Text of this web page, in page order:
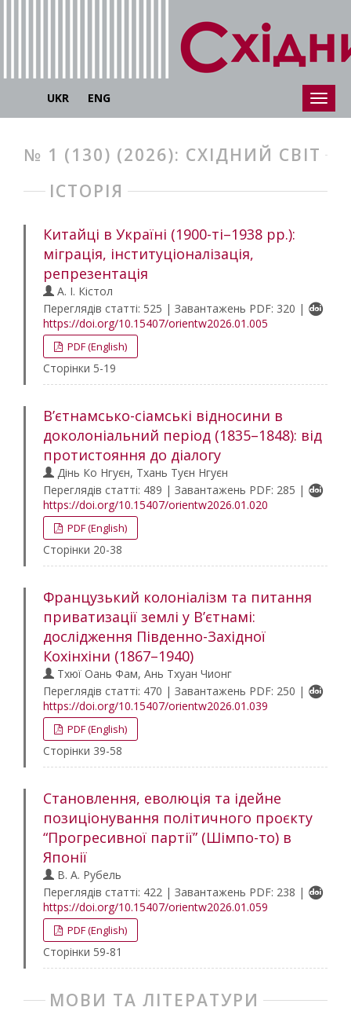
UKR ENG
№ 1 (130) (2026): СХІДНИЙ СВІТ
ІСТОРІЯ
Китайці в Україні (1900-ті–1938 рр.):
міграція, інституціоналізація,
репрезентація
А. І. Кістол
Переглядів статті: 525 | Завантажень PDF: 320 |
https://doi.org/10.15407/orientw2026.01.005
PDF (English)
Сторінки 5-19
В’єтнамсько-сіамські відносини в
доколоніальний період (1835–1848): від
протистояння до діалогу
Дінь Ко Нгуєн, Тхань Туєн Нгуєн
Переглядів статті: 489 | Завантажень PDF: 285 |
https://doi.org/10.15407/orientw2026.01.020
PDF (English)
Сторінки 20-38
Французький колоніалізм та питання
приватизації землі у В’єтнамі:
дослідження Південно-Західної
Кохінхіни (1867–1940)
Тхюї Оань Фам, Ань Тхуан Чионг
Переглядів статті: 470 | Завантажень PDF: 250 |
https://doi.org/10.15407/orientw2026.01.039
PDF (English)
Сторінки 39-58
Становлення, еволюція та ідейне
позиціонування політичного проєкту
“Прогресивної партії” (Шімпо-то) в
Японії
В. А. Рубель
Переглядів статті: 422 | Завантажень PDF: 238 |
https://doi.org/10.15407/orientw2026.01.059
PDF (English)
Сторінки 59-81
МОВИ ТА ЛІТЕРАТУРИ